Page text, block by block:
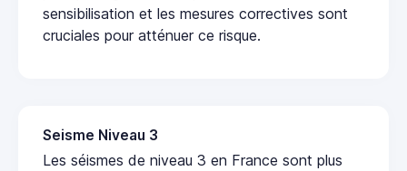
sensibilisation et les mesures correctives sont
cruciales pour atténuer ce risque.
Seisme Niveau 3
Les séismes de niveau 3 en France sont plus